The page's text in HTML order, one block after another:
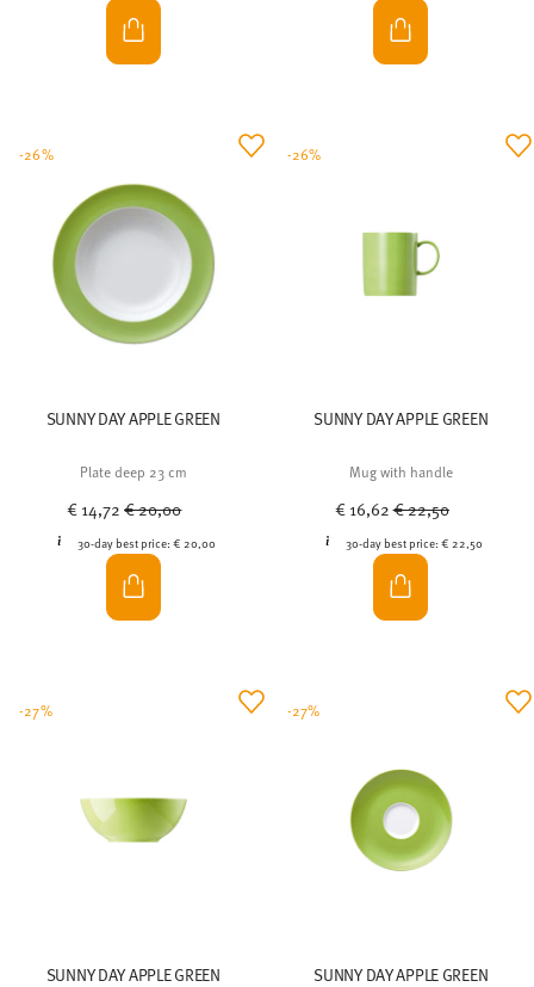
SUNNY DAY APPLE GREEN
Plate deep 23 cm
€ 14,72Price reduced from
€ 20,00
30-day best price: € 20,00
-26%
SUNNY DAY APPLE GREEN
Mug with handle
€ 16,62Price reduced from
€ 22,50
30-day best price: € 22,50
-26%
SUNNY DAY APPLE GREEN
-27%
SUNNY DAY APPLE GREEN
-27%